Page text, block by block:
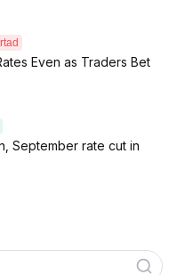
Even as Traders Bet
September rate cut in